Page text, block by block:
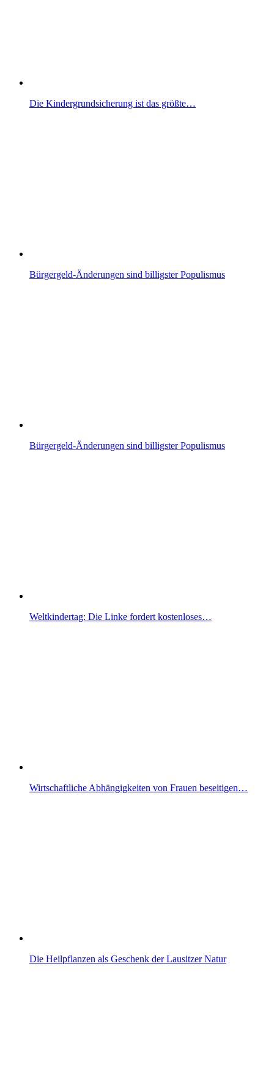
Die Kindergrundsicherung ist das größte…
Bürgergeld-Änderungen sind billigster Populismus
Bürgergeld-Änderungen sind billigster Populismus
Weltkindertag: Die Linke fordert kostenloses…
Wirtschaftliche Abhängigkeiten von Frauen beseitigen…
Die Heilpflanzen als Geschenk der Lausitzer Natur